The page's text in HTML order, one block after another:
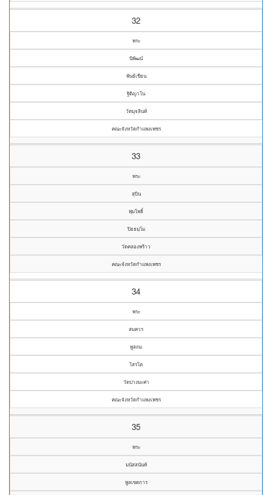
32
พระ
นิพัฒน์
พันธ์เขียน
ฐิติญาโน
วัดมุจลินท์
คณะจังหวัดกำแพงเพชร
33
พระ
สุบิน
พุ่มโพธิ์
ปิยธมฺโม
วัดคลองพร้าว
คณะจังหวัดกำแพงเพชร
34
พระ
สมควร
พูลถม
โสรโต
วัดปางมะค่า
คณะจังหวัดกำแพงเพชร
35
พระ
มนัสสนันท์
พูลเขตการ